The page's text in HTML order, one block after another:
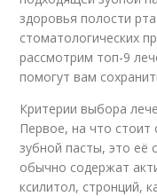
здоровья полости
стоматологических
рассмотрим топ-9
помогут вам
Критерии выбора
Первое, на что
зубной пасты, это её
обычно содержат
ксилитол, стронций,